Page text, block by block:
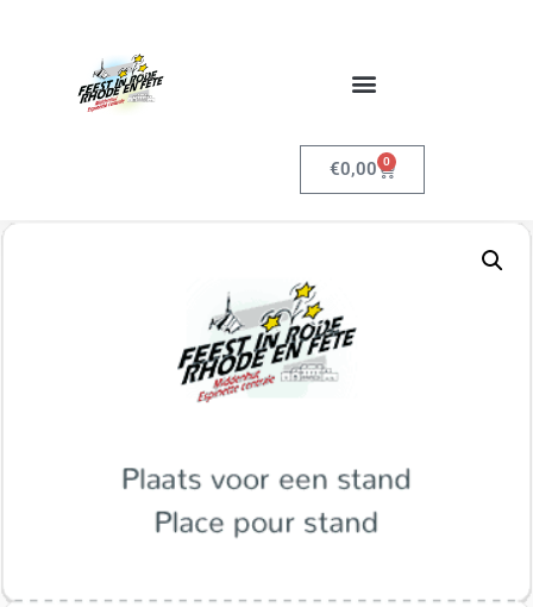
€0,00 0